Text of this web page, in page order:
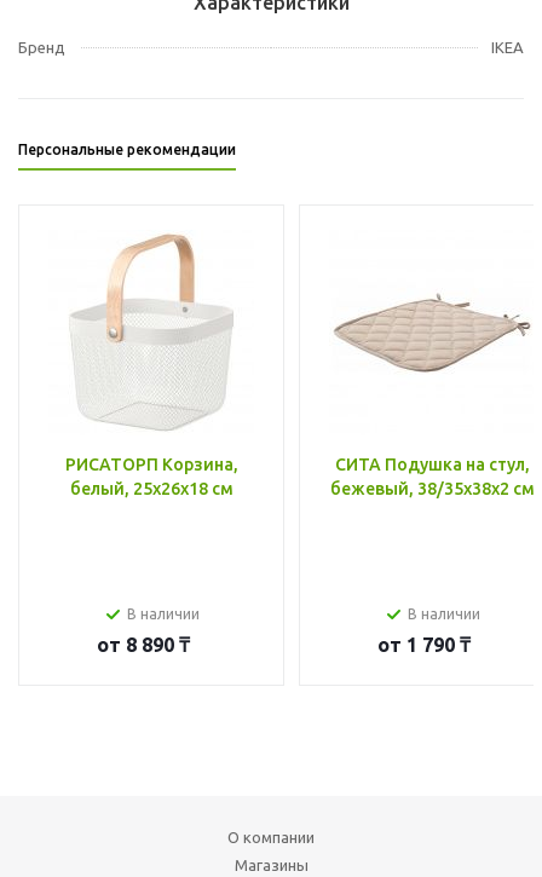
Бренд IKEA
Персональные рекомендации
РИСАТОРП Корзина,
белый, 25x26x18 см
В наличии
от 8 890 ₸
СИТА Подушка на стул,
бежевый, 38/35x38x2 см
В наличии
от 1 790 ₸
О компании
Магазины